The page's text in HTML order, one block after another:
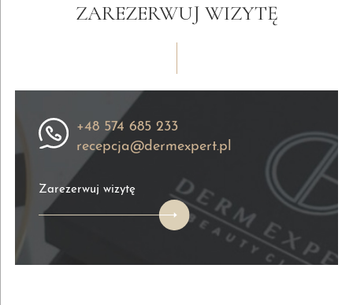
ZAREZERWUJ WIZYTĘ
+48 574 685 233
recepcja@dermexpert.pl
Zarezerwuj wizytę